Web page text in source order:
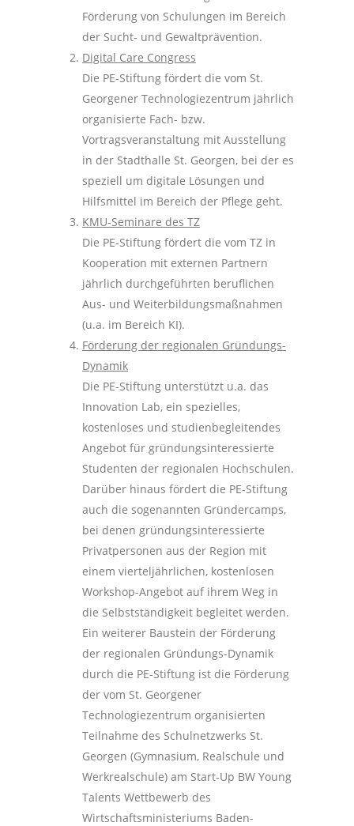
Förderung von Schulungen im Bereich
der Sucht- und Gewaltprävention.
Digital Care Congress
Die PE-Stiftung fördert die vom St.
Georgener Technologiezentrum jährlich
organisierte Fach- bzw.
Vortragsveranstaltung mit Ausstellung
in der Stadthalle St. Georgen, bei der es
speziell um digitale Lösungen und
Hilfsmittel im Bereich der Pflege geht.
KMU-Seminare des TZ
Die PE-Stiftung fördert die vom TZ in
Kooperation mit externen Partnern
jährlich durchgeführten beruflichen
Aus- und Weiterbildungsmaßnahmen
(u.a. im Bereich KI).
Förderung der regionalen Gründungs-
Dynamik
Die PE-Stiftung unterstützt u.a. das
Innovation Lab, ein spezielles,
kostenloses und studienbegleitendes
Angebot für gründungsinteressierte
Studenten der regionalen Hochschulen.
Darüber hinaus fördert die PE-Stiftung
auch die sogenannten Gründercamps,
bei denen gründungsinteressierte
Privatpersonen aus der Region mit
einem vierteljährlichen, kostenlosen
Workshop-Angebot auf ihrem Weg in
die Selbstständigkeit begleitet werden.
Ein weiterer Baustein der Förderung
der regionalen Gründungs-Dynamik
durch die PE-Stiftung ist die Förderung
der vom St. Georgener
Technologiezentrum organisierten
Teilnahme des Schulnetzwerks St.
Georgen (Gymnasium, Realschule und
Werkrealschule) am Start-Up BW Young
Talents Wettbewerb des
Wirtschaftsministeriums Baden-